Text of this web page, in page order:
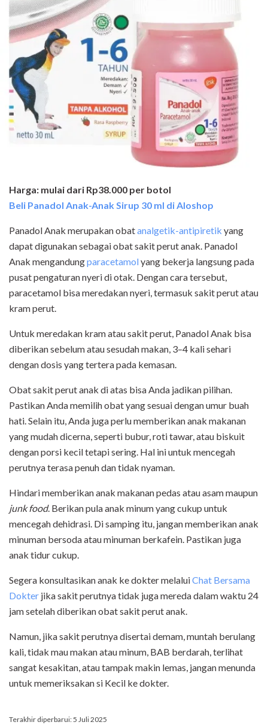
Harga: mulai dari Rp38.000 per botol
Beli Panadol Anak-Anak Sirup 30 ml di Aloshop
Panadol Anak merupakan obatanalgetik-antipiretik yang
dapat digunakan sebagai obat sakit perut anak. Panadol
Anak mengandungparacetamolyang bekerja langsung pada
pusat pengaturan nyeri di otak. Dengan cara tersebut,
paracetamol bisa meredakan nyeri, termasuk sakit perut atau
kram perut.
Untuk meredakan kram atau sakit perut, Panadol Anak bisa
diberikan sebelum atau sesudah makan, 3–4 kali sehari
dengan dosis yang tertera pada kemasan.
Obat sakit perut anak di atas bisa Anda jadikan pilihan.
Pastikan Anda memilih obat yang sesuai dengan umur buah
hati. Selain itu, Anda juga perlu memberikan anak makanan
yang mudah dicerna, seperti bubur, roti tawar, atau biskuit
dengan porsi kecil tetapi sering. Hal ini untuk mencegah
perutnya terasa penuh dan tidak nyaman.
Hindari memberikan anak makanan pedas atau asam maupun
junk food. Berikan pula anak minum yang cukup untuk
mencegah dehidrasi. Di samping itu, jangan memberikan anak
minuman bersoda atau minuman berkafein. Pastikan juga
anak tidur cukup.
Segera konsultasikan anak ke dokter melaluiChat Bersama
Dokter jika sakit perutnya tidak juga mereda dalam waktu 24
jam setelah diberikan obat sakit perut anak.
Namun, jika sakit perutnya disertai demam, muntah berulang
kali, tidak mau makan atau minum, BAB berdarah, terlihat
sangat kesakitan, atau tampak makin lemas, jangan menunda
untuk memeriksakan si Kecil ke dokter.
Terakhir diperbarui: 5 Juli 2025